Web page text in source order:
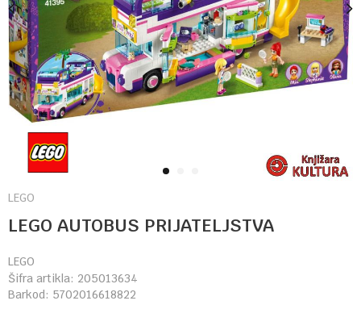
1
LEGO
LEGO AUTOBUS PRIJATELJSTVA
LEGO
Šifra artikla: 205013634
Barkod: 5702016618822